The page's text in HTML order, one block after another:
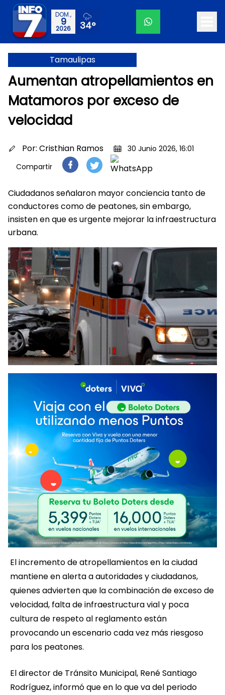
DOM.,
9
2026 34°
Tamaulipas
Aumentan atropellamientos en
Matamoros por exceso de
velocidad
Por: Cristhian Ramos
30 Junio 2026, 16:01
Compartir
Ciudadanos señalaron mayor conciencia tanto de
conductores como de peatones, sin embargo,
insisten en que es urgente mejorar la infraestructura
urbana.
El incremento de atropellamientos en la ciudad
mantiene en alerta a autoridades y ciudadanos,
quienes advierten que la combinación de exceso de
velocidad, falta de infraestructura vial y poca
cultura de respeto al reglamento están
provocando un escenario cada vez más riesgoso
para los peatones.
El director de Tránsito Municipal, René Santiago
Rodríguez, informó que en lo que va del periodo